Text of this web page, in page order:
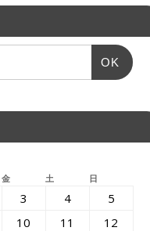
OK
金 土 日
3 4
5
10 11
12